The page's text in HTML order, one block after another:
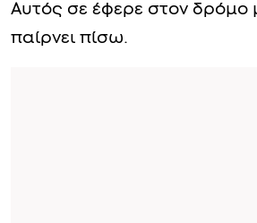
Αυτός σε έφερε στον δρόμο
παίρνει πίσω.